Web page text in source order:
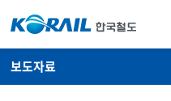
보도자료